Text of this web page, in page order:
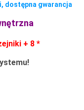
dostępna gwarancja
+ 8 *